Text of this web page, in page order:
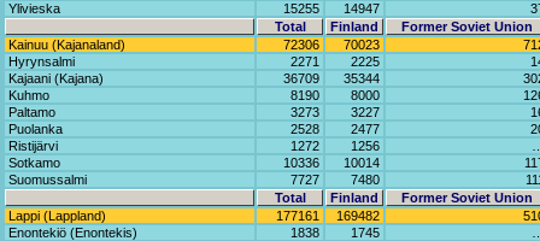
Ylivieska
15255 14947
Total
Finland
Former Soviet Union
Kainuu (Kajanaland)
72306 70023
Hyrynsalmi
2271 2225
Kajaani (Kajana)
36709 35344
Kuhmo
8190 8000
Paltamo
3273 3227
Puolanka
2528 2477
Ristijärvi
1272 1256
Sotkamo
10336 10014
Suomussalmi
7727 7480
Total
Finland
Former Soviet Union
Lappi (Lappland)
177161 169482
Enontekiö (Enontekis)
1838 1745